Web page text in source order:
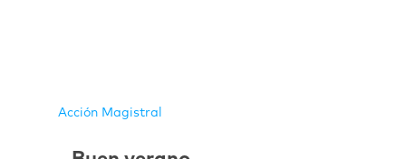
Acción Magistral